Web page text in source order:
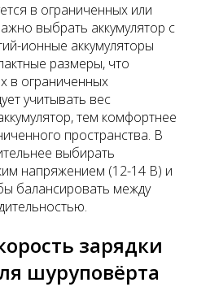
в ограниченных или
выбрать аккумулятор с
ионные аккумуляторы
размеры, что
в ограниченных
учитывать вес
тем комфортнее
пространства. В
выбирать
напряжением (12-14 В) и
балансировать между
зарядки
шуруповёрта